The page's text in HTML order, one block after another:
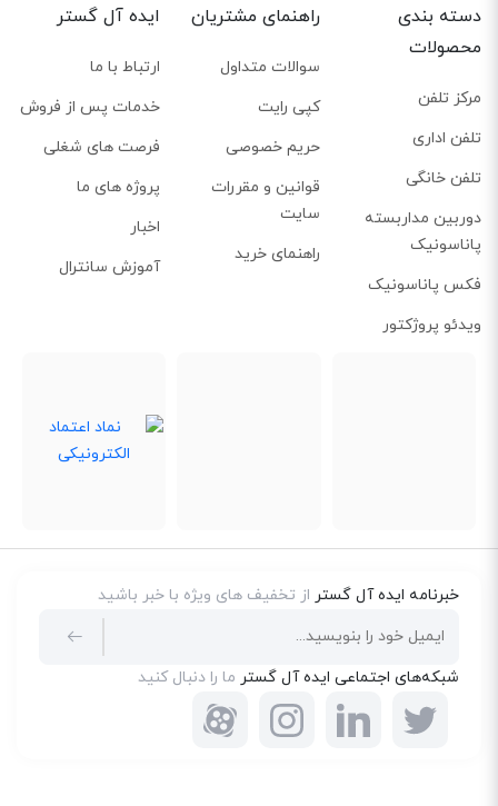
دسته بندی
محصولات
مرکز تلفن
تلفن اداری
تلفن خانگی
دوربین مداربسته
پاناسونیک
فکس پاناسونیک
ویدئو پروژکتور
راهنمای مشتریان
سوالات متداول
کپی رایت
حریم خصوصی
قوانین و مقررات
سایت
راهنمای خرید
ایده آل گستر
ارتباط با ما
خدمات پس از فروش
فرصت های شغلی
پروژه های ما
اخبار
آموزش سانترال
خبرنامه ایده آل گستر از تخفیف های ویژه با خبر باشید
شبکه‌های اجتماعی ایده آل گستر ما را دنبال کنید